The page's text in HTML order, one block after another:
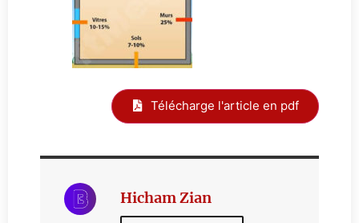
Télécharge l'article en pdf
Hicham Zian